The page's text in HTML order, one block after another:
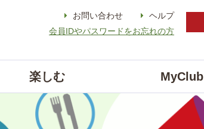
ヘルプ
お問い合わせ
会員IDやパスワードをお忘れの方
楽しむ MyClub